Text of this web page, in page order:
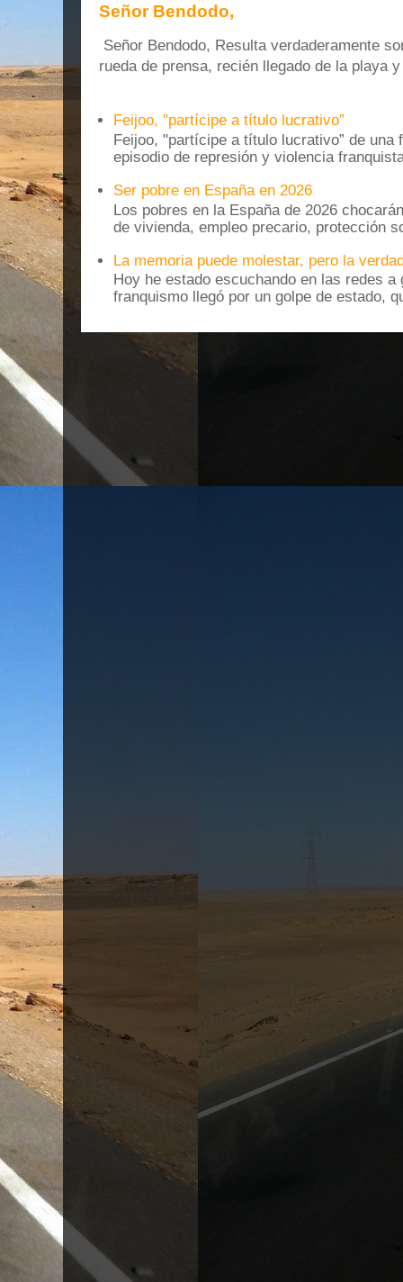
Señor Bendodo,
Señor Bendodo, Resulta verdaderamente
rueda de prensa, recién llegado de la playa
Feijoo, "partícipe a título lucrativo”
Feijoo, "partícipe a título lucrativo” de una
episodio de represión y violencia
Ser pobre en España en 2026
Los pobres en la España de 2026
de vivienda, empleo precario, protección
La memoria puede molestar, pero la
Hoy he estado escuchando en las redes
franquismo llegó por un golpe de estado,